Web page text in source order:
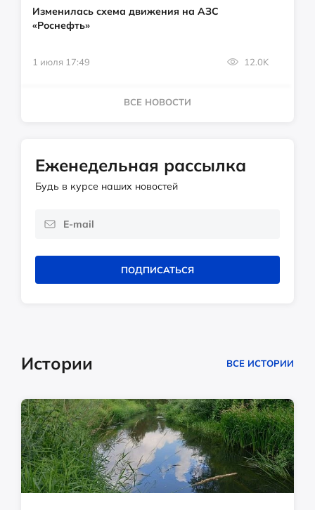
Изменилась схема движения на АЗС
«Роснефть»
1 июля 17:49 12.0K
ВСЕ НОВОСТИ
Еженедельная рассылка
Будь в курсе наших новостей
ПОДПИСАТЬСЯ
Истории ВСЕ ИСТОРИИ